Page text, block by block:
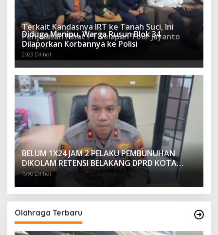
Terkait Kandasnya IRT ke Tanah Suci, Ini
Penjelasan Pihat PT Selapan Tour Jayanto
2234 Dilihat
Diduga Menipu, Warga Rusun Blok 34
Dilaporkan Korbannya ke Polisi
2023 Dilihat
BELUM 1X24 JAM 2 PELAKU PEMBUNUHAN
DIKOLAM RETENSI BELAKANG DPRD KOTA
PALEMBANG TELAH DIRINGKUS ANGGOTA
1590 Dilihat
Olahraga Terbaru